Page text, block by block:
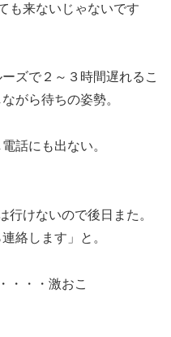
も来ない じゃないです
ーズで２～３時間遅れるこ
がら待ちの姿勢。
話にも出ない。
行けないので後日また。
絡します」と。
・・・激おこ